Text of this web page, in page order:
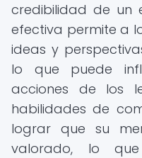
credibilidad de un
efectiva permite a
ideas y
lo que puede
acciones de los
habilidades de
lograr que su
valorado, lo